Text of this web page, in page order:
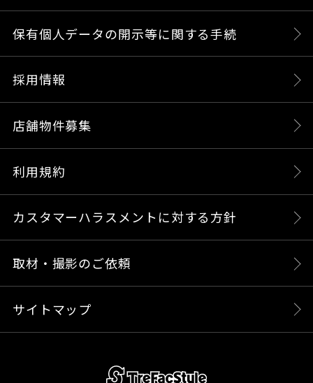
保有個人データの開示等に関する手続
採用情報
店舗物件募集
利用規約
カスタマーハラスメントに対する方針
取材・撮影のご依頼
サイトマップ